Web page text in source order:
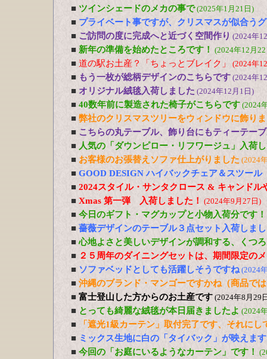
■ ツインシェードのメカの事で(2025年1月21日)
■ プライベート事ですが、クリスマスが似合う
■ ご訪問の度に完成へと近づく空間作り (2024年
■ 新年の準備を始めたところです！ (2024年12月
■ 道の駅お土産？「ちょっとブレイク」 (2024年
■ もう一枚が総柄デザインのこちらです (2024年
■ オリジナル絨毯入荷しました (2024年12月1日)
■ 40数年前に製造された椅子がこちらです (2024
■ 弊社のクリスマスツリーをウィンドウに飾り
■ こちらの丸テーブル、飾り台にもティーテー
■ 人気の「ダウンピロー・リフワージュ」入荷
■ お客様のお張替えソファ仕上がりました (2024
■ GOOD DESIGN ハイバックチェア＆スツー
■ 2024スタイル・サンタクロース & キャンドル
■ Xmas 第一弾 入荷しました！ (2024年9月27日)
■ 今日のギフト・マグカップと小物入荷分です！
■ 薔薇デザインのテーブル３点セット入荷しま
■ 心地よさと美しいデザインが調和する、くつ
■ ２５周年のダイニングセットは、期間限定の
■ ソファベッドとしても活躍しそうですね(2024
■ 沖縄のブランド・マンゴーですかね（商品で
■ 富士登山した方からのお土産です (2024年8月29
■ とっても綺麗な絨毯が本日届きましたよ (2024
■
「遮光1級カーテン」取付完了です、それに
■ ミックス生地に白の「タイバック」が映えま
■ 今回の「お庭にいるようなカーテン」です！